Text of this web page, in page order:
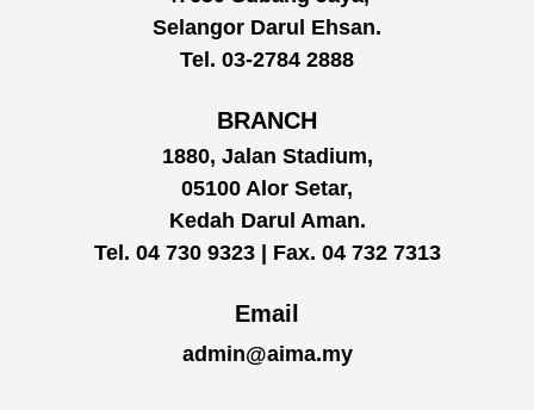
Selangor Darul Ehsan.
Tel. 03-2784 2888
BRANCH
1880, Jalan Stadium,
05100 Alor Setar,
Kedah Darul Aman.
Tel. 04 730 9323 | Fax. 04 732 7313
Email
admin@aima.my